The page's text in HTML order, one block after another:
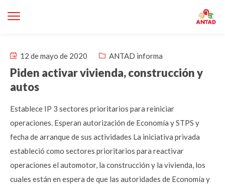
12 de mayo de 2020 ANTAD informa
Piden activar vivienda, construcción y
autos
Establece IP 3 sectores prioritarios para reiniciar
operaciones. Esperan autorización de Economía y STPS y
fecha de arranque de sus actividades La iniciativa privada
estableció como sectores prioritarios para reactivar
operaciones el automotor, la construcción y la vivienda, los
cuales están en espera de que las autoridades de Economía y